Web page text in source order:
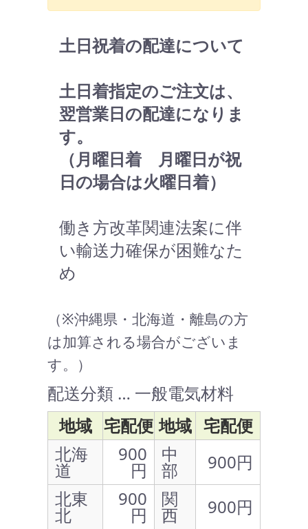
土日祝着の配達について
土日着指定のご注文は、
翌営業日の配達になりま
す。
（月曜日着 月曜日が祝
日の場合は火曜日着）
働き方改革関連法案に伴
い輸送力確保が困難なた
め
（※沖縄県・北海道・離島の方
は加算される場合がございま
す。）
配送分類 … 一般電気材料
地域 宅配便 地域 宅配便
北海
道
900
円
中
部
900円
北東
北
900
円
関
西 900円